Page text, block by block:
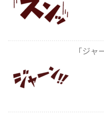
「ジ